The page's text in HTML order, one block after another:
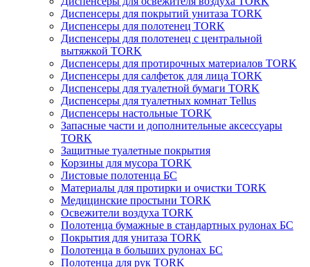
Диспенсеры для покрытий унитаза TORK
Диспенсеры для полотенец TORK
Диспенсеры для полотенец с центральной
вытяжкой TORK
Диспенсеры для протирочных материалов TORK
Диспенсеры для салфеток для лица TORK
Диспенсеры для туалетной бумаги TORK
Диспенсеры для туалетных комнат Tellus
Диспенсеры настольные TORK
Запасные части и дополнительные аксессуары
TORK
Защитные туалетные покрытия
Корзины для мусора TORK
Листовые полотенца БС
Материалы для протирки и очистки TORK
Медицинские простыни TORK
Освежители воздуха TORK
Полотенца бумажные в стандартных рулонах БС
Покрытия для унитаза TORK
Полотенца в больших рулонах БС
Полотенца для рук TORK